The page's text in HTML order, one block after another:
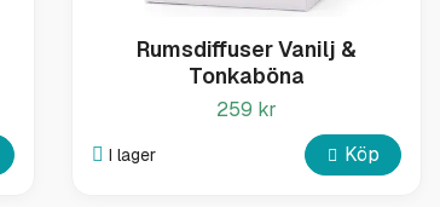
Rumsdiffuser Vanilj &
Tonkaböna
259 kr
I lager Köp